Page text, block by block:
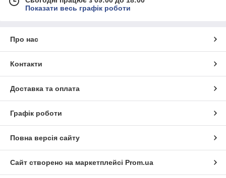
Показати весь графік роботи
Про нас
Контакти
Доставка та оплата
Графік роботи
Повна версія сайту
Сайт створено на маркетплейсі Prom.ua